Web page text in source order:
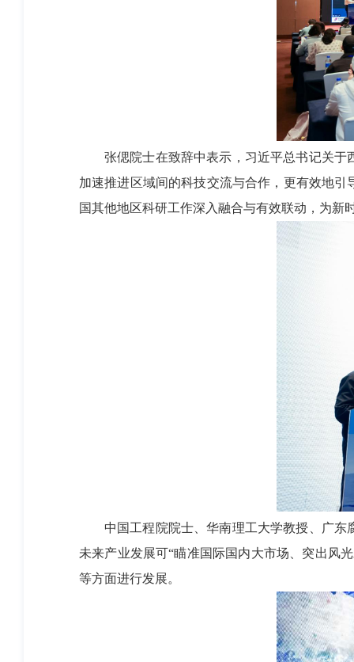
张偲院士在致辞中表示，习近平总书记关
加速推进区域间的科技交流与合作，更有效地
国其他地区科研工作深入融合与有效联动，为新
中国工程院院士、华南理工大学教授、广
未来产业发展可“瞄准国际国内大市场、突出风
等方面进行发展。